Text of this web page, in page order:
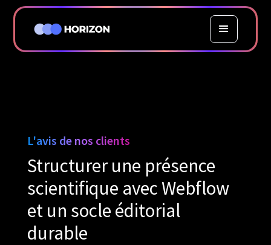
L'avis de nos clients
Structurer une présence
scientifique avec Webflow
et un socle éditorial
durable